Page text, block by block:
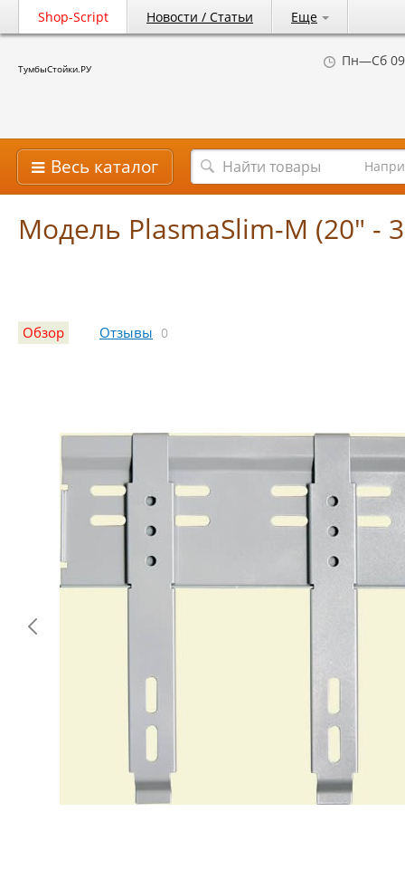
Shop-Script Новости / Статьи Еще
ТумбыСтойки.РУ Пн—Сб
Весь каталог
Модель PlasmaSlim-M (20" -
Обзор Отзывы 0